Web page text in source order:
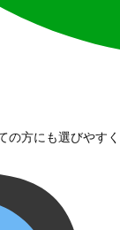
方にも選びやす